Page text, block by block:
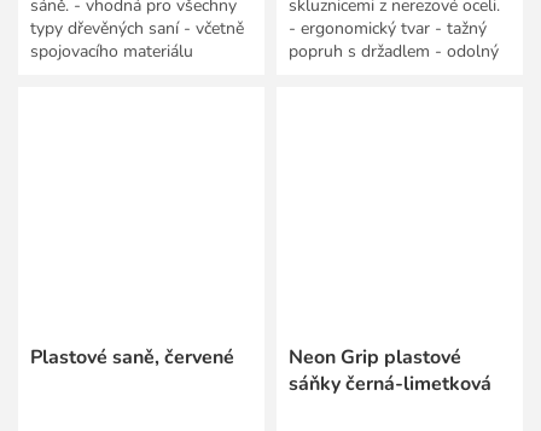
sáně. - vhodná pro všechny
typy dřevěných saní - včetně
spojovacího materiálu
skluznicemi z nerezové oceli.
- ergonomický tvar - tažný
popruh s držadlem - odolný
Plastové saně, červené
Neon Grip plastové
sáňky černá-limetková